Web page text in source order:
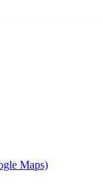
Maps)
รายสินค้า ปี 2567
กิจ